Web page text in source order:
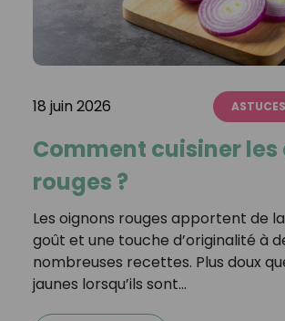
18 juin 2026
Comment cuisiner les
rouges ?
Les oignons rouges apportent de
goût et une touche d’originalité à
nombreuses recettes. Plus doux
jaunes lorsqu’ils sont…